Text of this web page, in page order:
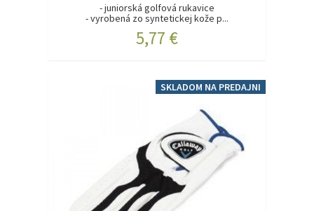
- juniorská golfová rukavice
- vyrobená zo syntetickej kože p...
5,77 €
SKLADOM NA PREDAJNI